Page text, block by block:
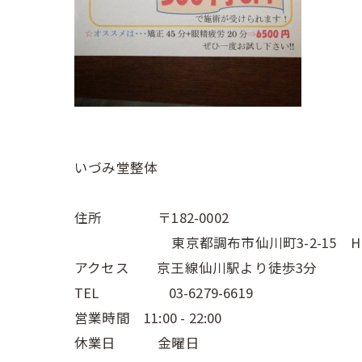
いづみ堂整体
住所 〒182-0002
東京都調布市仙川町3-2-15
アクセス 京王線仙川駅より徒歩3分
TEL 03-6279-6619
営業時間 11:00 - 22:00
休業日 金曜日